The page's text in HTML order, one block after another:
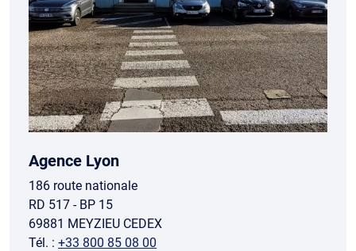
Agence Lyon
186 route nationale
RD 517 - BP 15
69881 MEYZIEU CEDEX
Tél. : +33 800 85 08 00